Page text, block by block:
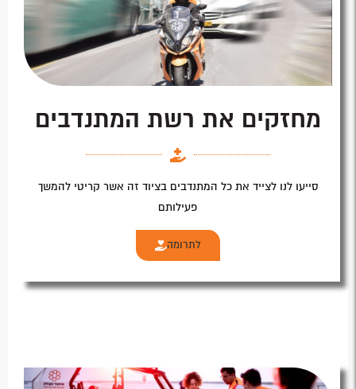
מחזקים את רשת המתנדבים
סייעו לנו לצייד את כל המתנדבים בציוד זה אשר קריטי להמשך
פעילותם
לתרומה